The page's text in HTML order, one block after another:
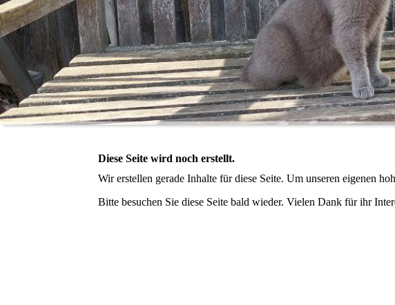
Diese Seite wird noch erstellt.
Wir erstellen gerade Inhalte für diese Seite. Um unseren eigenen
Bitte besuchen Sie diese Seite bald wieder. Vielen Dank für ihr